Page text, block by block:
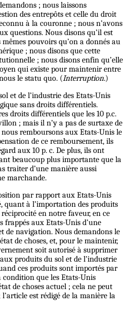
; nous laissons
des entrepôts et celle du droit
à la couronne ; nous n’avons
questions. Nous disons qu’il est
pouvoirs qu’on a donnés au
; nous disons que cette
; nous disons enfin qu’elle
qui existe pour maintenir entre
le statu quo. (Interruption.)
et de l’industrie des Etats-Unis
sans droits différentiels.
droits différentiels que les 10 p.c.
; mais il n’y a pas de surtaxe de
remboursons aux Etats-Unis le
de ce remboursement, ils
aux 10 p. c. De plus, ils ont
beaucoup plus importante que la
traiter d’une manière aussi
marchande.
par rapport aux Etats-Unis
quant à l’importation des produits
en notre faveur, en ce
frappés aux Etats-Unis d’une
de navigation. Nous demandons le
de choses, et, pour le maintenir,
soit autorisé à supprimer
produits du sol et de l’industrie
ces produits sont importés par
que les Etats-Unis
de choses actuel ; cela ne peut
est rédigé de la manière la